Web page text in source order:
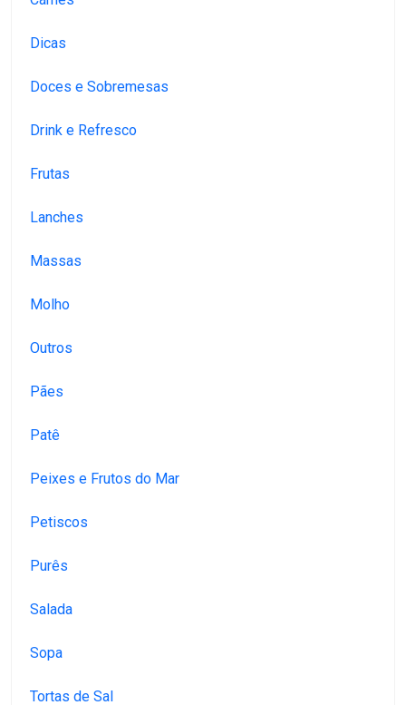
Dicas
Doces e Sobremesas
Drink e Refresco
Frutas
Lanches
Massas
Molho
Outros
Pães
Patê
Peixes e Frutos do Mar
Petiscos
Purês
Salada
Sopa
Tortas de Sal